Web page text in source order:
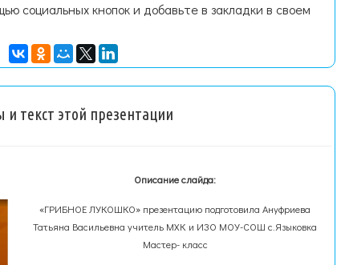
социальных кнопок и добавьте в закладки в своем
текст этой презентации
Описание слайда:
«ГРИБНОЕ ЛУКОШКО» презентацию подготовила Ануфриева
Татьяна Васильевна учитель МХК и ИЗО МОУ-СОШ с.Языковка
Мастер- класс